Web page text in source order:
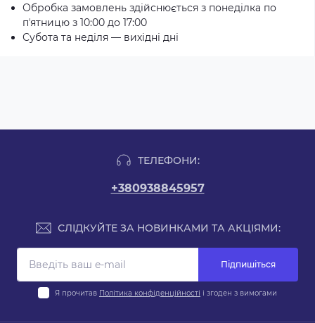
Обробка замовлень здійснюється з понеділка по
пʼятницю з 10:00 до 17:00
Субота та неділя — вихідні дні
ТЕЛЕФОНИ:
+380938845957
СЛІДКУЙТЕ ЗА НОВИНКАМИ ТА АКЦІЯМИ:
Підпишіться
Я прочитав Політика конфіденційності і згоден з вимогами